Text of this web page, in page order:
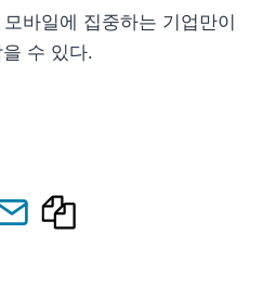
바일에 집중하는 기업만이
수 있다.